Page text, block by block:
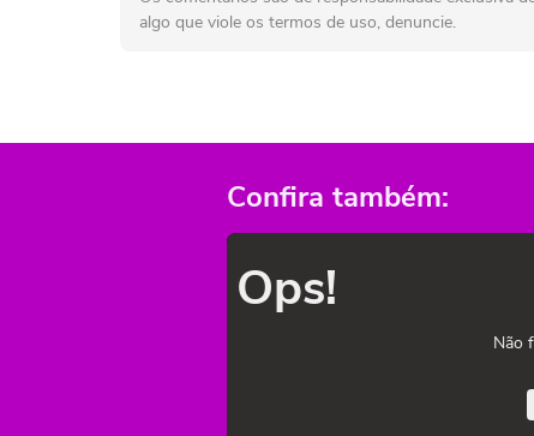
algo que viole os termos de uso, denuncie.
Confira também:
Ops!
Não